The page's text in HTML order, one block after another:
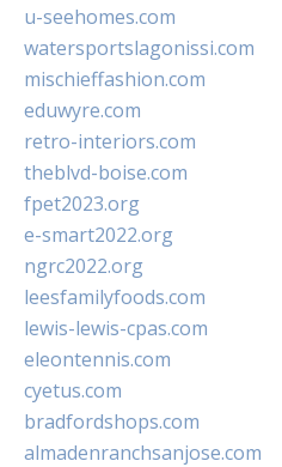
u-seehomes.com
watersportslagonissi.com
mischieffashion.com
eduwyre.com
retro-interiors.com
theblvd-boise.com
fpet2023.org
e-smart2022.org
ngrc2022.org
leesfamilyfoods.com
lewis-lewis-cpas.com
eleontennis.com
cyetus.com
bradfordshops.com
almadenranchsanjose.com